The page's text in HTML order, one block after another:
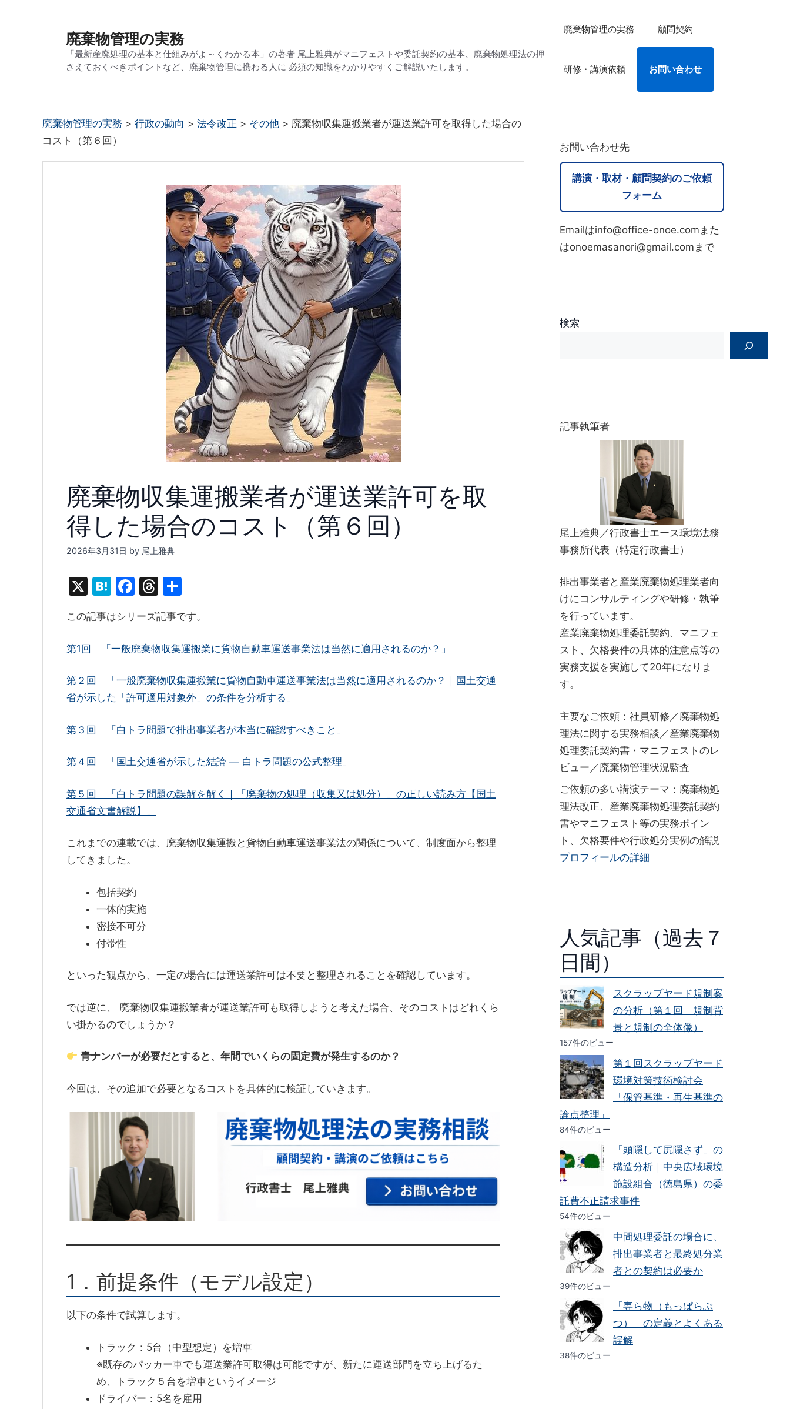
廃棄物管理の実務
「最新産廃処理の基本と仕組みがよ～くわかる本」の著者 尾上雅典がマニフェストや委託契約の基本、廃棄物処理法の押
さえておくべきポイントなど、廃棄物管理に携わる人に 必須の知識をわかりやすくご解説いたします。
廃棄物管理の実務 顧問契約
研修・講演依頼 お問い合わせ
廃棄物管理の実務 > 行政の動向 > 法令改正 > その他 > 廃棄物収集運搬業者が運送業許可を取得した場合の
コスト（第６回）
廃棄物収集運搬業者が運送業許可を取
得した場合のコスト（第６回）
2026年3月31日 by 尾上雅典
X
H
e
n
F
c
e
o
o
T
e
a
d
s
この記事はシリーズ記事です。
第1回 「一般廃棄物収集運搬業に貨物自動車運送事業法は当然に適用されるのか？」
第２回 「一般廃棄物収集運搬業に貨物自動車運送事業法は当然に適用されるのか？｜国土交通
省が示した「許可適用対象外」の条件を分析する」
第３回 「白トラ問題で排出事業者が本当に確認すべきこと」
第４回 「国土交通省が示した結論 ― 白トラ問題の公式整理」
第５回 「白トラ問題の誤解を解く｜「廃棄物の処理（収集又は処分）」の正しい読み方【国土
交通省文書解説】」
これまでの連載では、廃棄物収集運搬と貨物自動車運送事業法の関係について、制度面から整理
してきました。
包括契約
一体的実施
密接不可分
付帯性
といった観点から、一定の場合には運送業許可は不要と整理されることを確認しています。
では逆に、 廃棄物収集運搬業者が運送業許可も取得しようと考えた場合、そのコストはどれくら
い掛かるのでしょうか？
青ナンバーが必要だとすると、年間でいくらの固定費が発生するのか？
今回は、その追加で必要となるコストを具体的に検証していきます。
1．前提条件（モデル設定）
以下の条件で試算します。
トラック：5台（中型想定）を増車
※既存のパッカー車でも運送業許可取得は可能ですが、新たに運送部門を立ち上げるた
め、トラック５台を増車というイメージ
ドライバー：5名を雇用
お問い合わせ先
講演・取材・顧問契約のご依頼
フォーム
Emailはinfo@office-onoe.comまた
はonoemasanori@gmail.comまで
検索
記事執筆者
尾上雅典／行政書士エース環境法務
事務所代表（特定行政書士）
排出事業者と産業廃棄物処理業者向
けにコンサルティングや研修・執筆
を行っています。
産業廃棄物処理委託契約、マニフェ
スト、欠格要件の具体的注意点等の
実務支援を実施して20年になりま
す。
主要なご依頼：社員研修／廃棄物処
理法に関する実務相談／産業廃棄物
処理委託契約書・マニフェストのレ
ビュー／廃棄物管理状況監査
ご依頼の多い講演テーマ：廃棄物処
理法改正、産業廃棄物処理委託契約
書やマニフェスト等の実務ポイン
ト、欠格要件や行政処分実例の解説
プロフィールの詳細
人気記事（過去７
日間）
スクラップヤード規制案
の分析（第１回 規制背
景と規制の全体像）
157件のビュー
第１回スクラップヤード
環境対策技術検討会
「保管基準・再生基準の
論点整理」
84件のビュー
「頭隠して尻隠さず」の
構造分析｜中央広域環境
施設組合（徳島県）の委
託費不正請求事件
54件のビュー
中間処理委託の場合に、
排出事業者と最終処分業
者との契約は必要か
39件のビュー
「専ら物（もっぱらぶ
つ）」の定義とよくある
誤解
38件のビュー